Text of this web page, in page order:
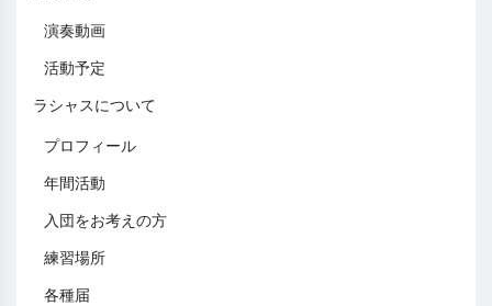
演奏動画
活動予定
ラシャスについて
プロフィール
年間活動
入団をお考えの方
練習場所
各種届